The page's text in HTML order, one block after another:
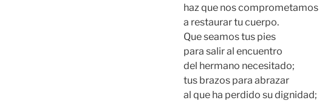
haz que nos comprometamos
a restaurar tu cuerpo.
Que seamos tus pies
para salir al encuentro
del hermano necesitado;
tus brazos para abrazar
al que ha perdido su dignidad;